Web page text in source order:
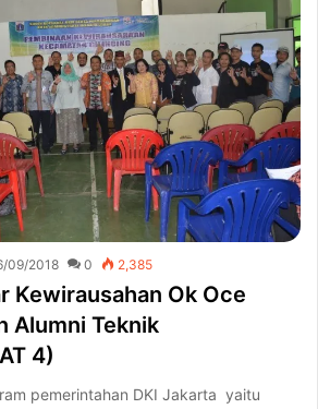
09/2018 0 2,385
Kewirausahan Ok Oce
Alumni Teknik
4)
pemerintahan DKI Jakarta yaitu